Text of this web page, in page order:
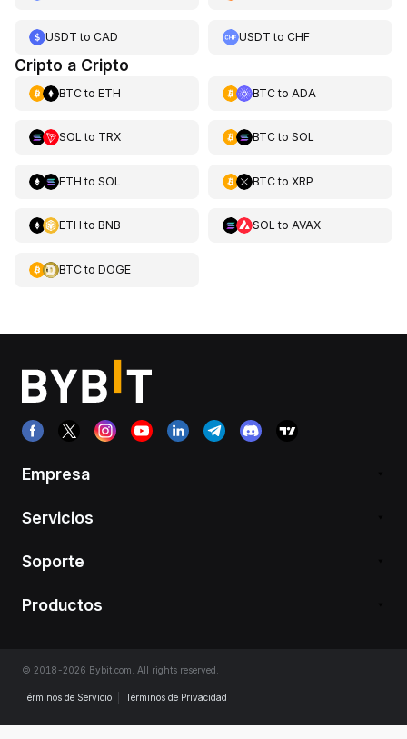
USDT to CAD USDT toCHF
Cripto a Cripto
BTCto ETH BTCto ADA
SOL to TRX BTCto SOL
ETH to SOL BTCto XRP
ETH to BNB SOL to AVAX
BTCto DOGE
Empresa
Servicios
Soporte
Productos
© 2018-2026 Bybit.com. All rights reserved.
Términos de Servicio Términos de Privacidad